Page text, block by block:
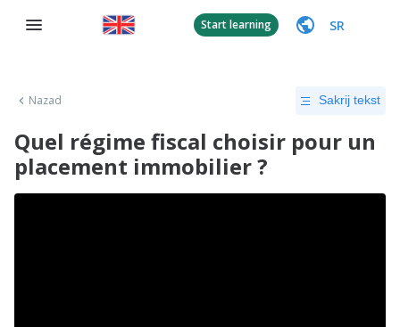
Start learning SR
Nazad Sakrij tekst
Quel régime fiscal choisir pour un
placement immobilier ?